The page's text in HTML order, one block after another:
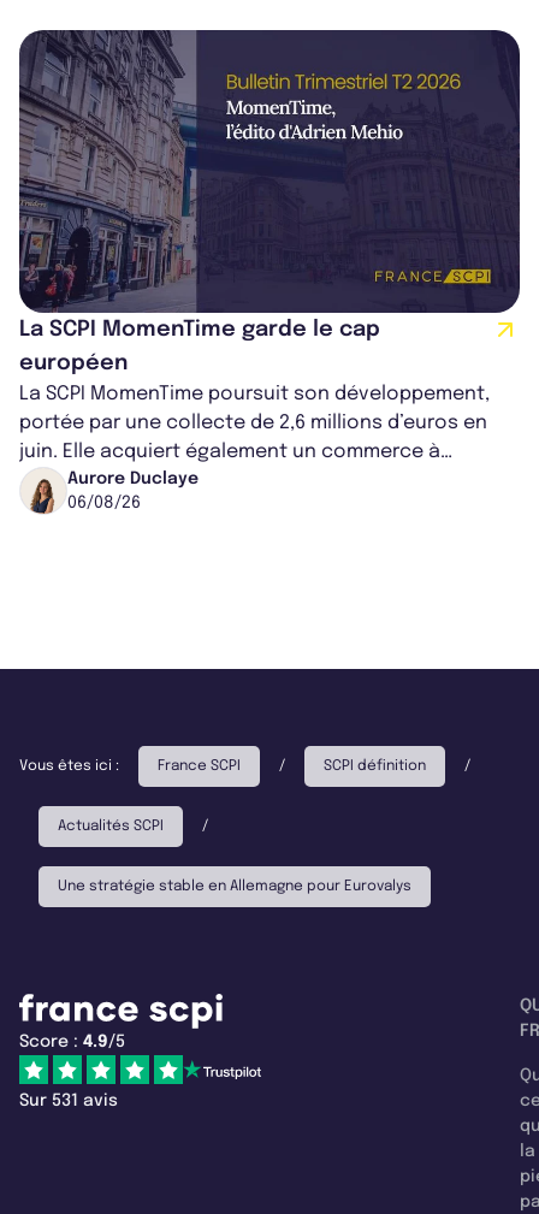
La SCPI MomenTime garde le cap
européen
La SCPI MomenTime poursuit son développement,
portée par une collecte de 2,6 millions d’euros en
juin. Elle acquiert également un commerce à
Worcester, place une plateforme logisti...
Aurore Duclaye
06/08/26
Vous êtes ici : France SCPI / SCPI définition /
Actualités SCPI /
Une stratégie stable en Allemagne pour Eurovalys
Score : 4.9/5
Sur 531 avis
la